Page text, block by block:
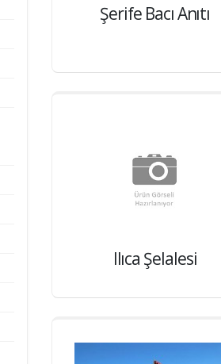
Şerife Bacı Anıtı
Ilıca Şelalesi